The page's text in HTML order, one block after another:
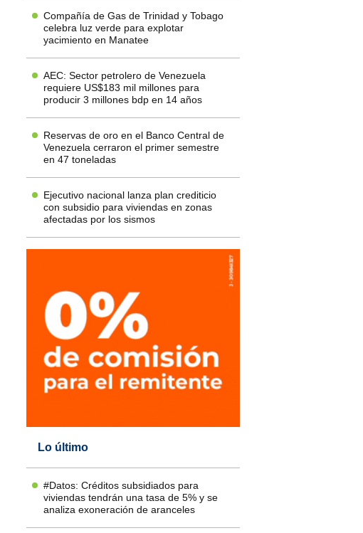
Compañía de Gas de Trinidad y Tobago
celebra luz verde para explotar
yacimiento en Manatee
AEC: Sector petrolero de Venezuela
requiere US$183 mil millones para
producir 3 millones bdp en 14 años
Reservas de oro en el Banco Central de
Venezuela cerraron el primer semestre
en 47 toneladas
Ejecutivo nacional lanza plan crediticio
con subsidio para viviendas en zonas
afectadas por los sismos
Lo último
#Datos: Créditos subsidiados para
viviendas tendrán una tasa de 5% y se
analiza exoneración de aranceles